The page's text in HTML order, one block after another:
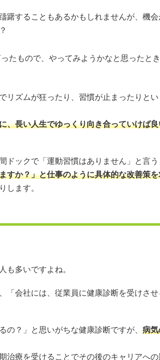
躇することもあるかもしれませんが、機
たもので、やってみようかなと思ったと
リズムが狂ったり、習慣が止まったりとい
、長い人生でゆっくり向き合っていけば良
ドックで「運動習慣はありません」と言う
すか？」と仕事のように具体的な改善策
します。
も多いですよね。
「会社には、従業員に健康診断を受けさせ
の？」と思いがちな健康診断ですが、 病
治療を受けることでその後のキャリアへの